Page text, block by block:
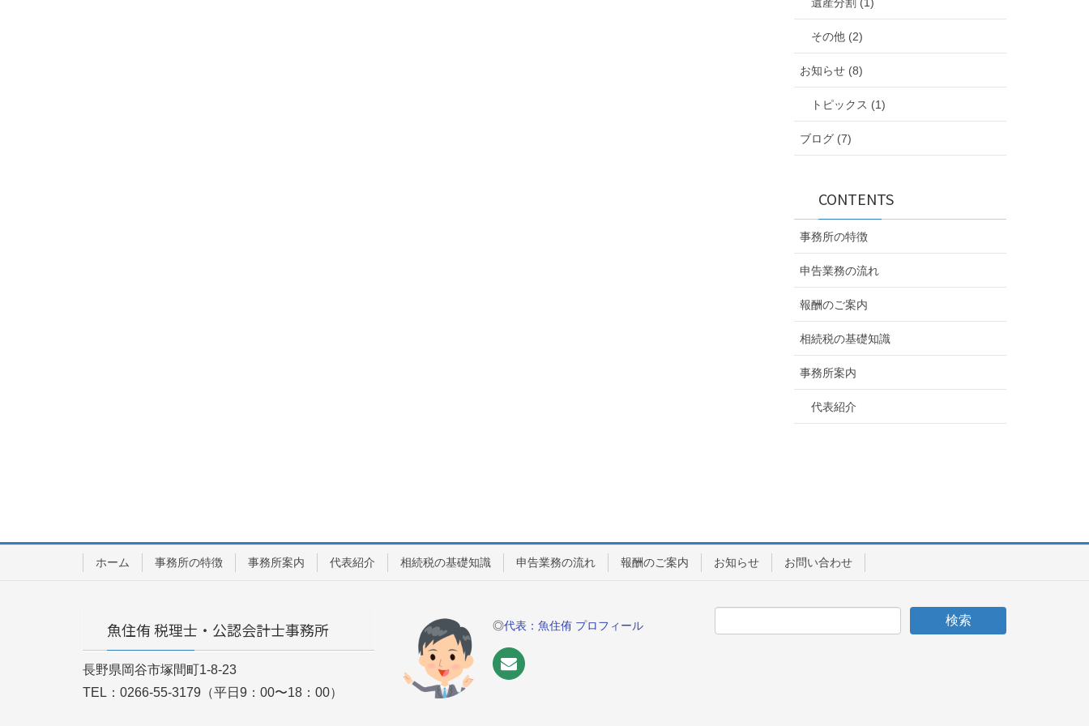
その他 (2)
お知らせ (8)
トピックス (1)
ブログ (7)
CONTENTS
事務所の特徴
申告業務の流れ
報酬のご案内
相続税の基礎知識
事務所案内
代表紹介
ホーム 事務所の特徴 事務所案内 代表紹介 相続税の基礎知識 申告業務の流れ 報酬のご案内 お知らせ お問い合わせ
魚住侑 税理士・公認会計士事務所
長野県岡谷市塚間町1-8-23
TEL：0266-55-3179（平日9：00〜18：00）
◎代表：魚住侑 プロフィール